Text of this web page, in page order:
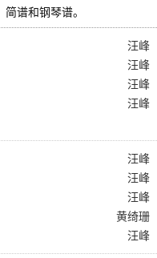
谱和钢琴谱。
汪峰
汪峰
汪峰
汪峰
汪峰
汪峰
汪峰
黄绮珊
汪峰